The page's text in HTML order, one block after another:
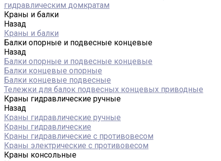
гидравлическим домкратам
Краны и балки
Назад
Краны и балки
Балки опорные и подвесные концевые
Назад
Балки опорные и подвесные концевые
Балки концевые опорные
Балки концевые подвесные
Тележки для балок подвесных концевых приводные
Краны гидравлические ручные
Назад
Краны гидравлические ручные
Краны гидравлические
Краны гидравлические с противовесом
Краны электрические с противовесом
Краны консольные